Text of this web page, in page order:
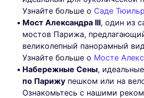
Узнайте больше о Саде
Мост Александра III, один из
мостов Парижа,
великолепный панорамный
Узнайте больше о Мосте
Набережные Сены,
по Парижу пешком или на
Ознакомьтесь с нашими